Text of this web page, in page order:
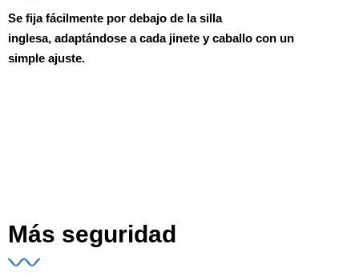
Se fija fácilmente por debajo de la silla
inglesa, adaptándose a cada jinete y caballo con un
simple ajuste.
Más seguridad